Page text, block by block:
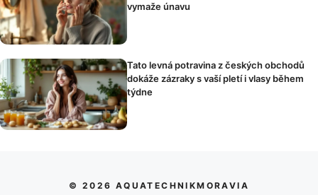
vymaže únavu
Tato levná potravina z českých obchodů
dokáže zázraky s vaší pletí i vlasy během
týdne
© 2026 AQUATECHNIKMORAVIA